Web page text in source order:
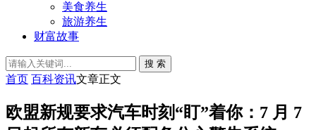
美食养生
旅游养生
财富故事
搜 索
首页 百科资讯文章正文
欧盟新规要求汽车时刻“盯”着你：7 月 7